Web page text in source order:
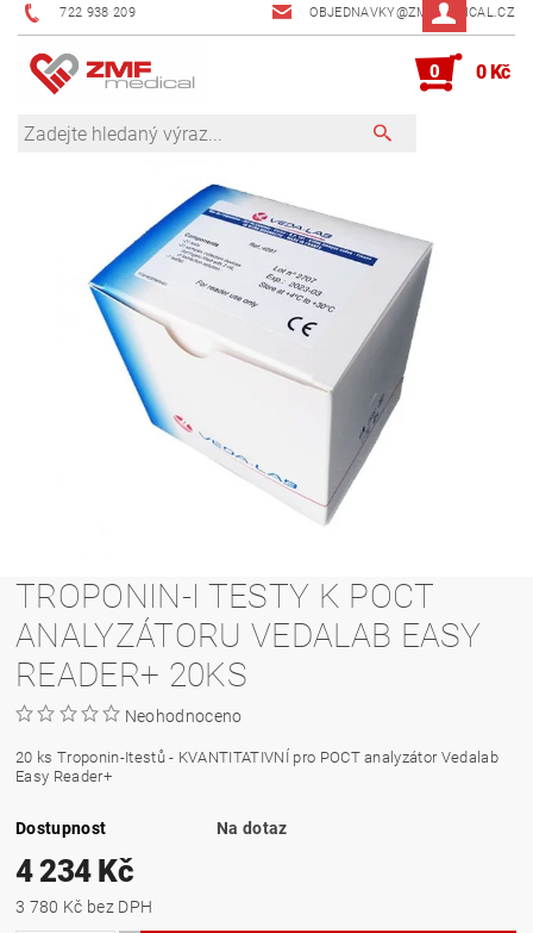
722 938 209 OBJEDNAVKY@ZMFMEDICAL.CZ
0 0 Kč
TROPONIN-I TESTY K POCT
ANALYZÁTORU VEDALAB EASY
READER+ 20KS
Neohodnoceno
20 ks Troponin-Itestů - KVANTITATIVNÍ pro POCT analyzátor Vedalab
Easy Reader+
Dostupnost Na dotaz
4 234 Kč
3 780 Kč bez DPH